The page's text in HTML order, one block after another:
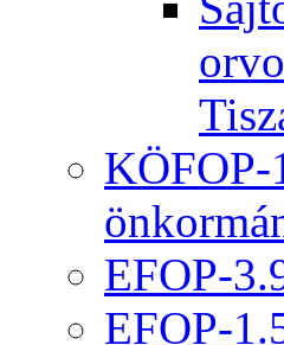
KÖFOP-
EFOP-
EFOP-